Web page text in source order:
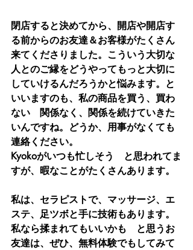
閉店すると決めてから、開店や開店す
る前からのお友達＆お客様がたくさん
来てくださりました。こういう大切な
人とのご縁をどうやってもっと大切に
していけるんだろうかと悩みます。と
いいますのも、私の商品を買う、買わ
ない　関係なく、関係を続けていきた
いんですね。どうか、用事がなくても
連絡ください。
Kyokoがいつも忙しそう　と思われてま
すが、暇なことがたくさんあります。
私は、セラピストで、マッサージ、エ
ステ、足ツボと手に技術もあります。
私なら揉まれてもいいかも　と思うお
友達は、ぜひ、無料体験でもしてみて